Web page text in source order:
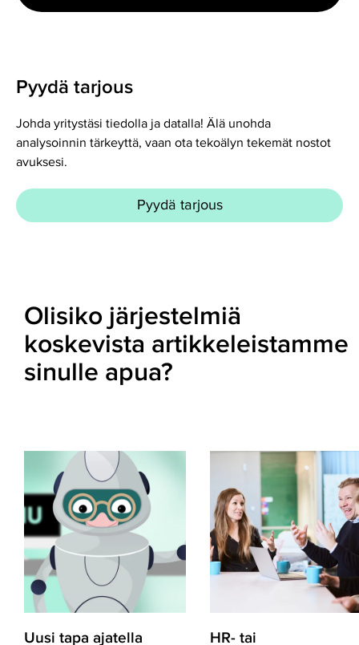
Pyydä tarjous
Johda yritystäsi tiedolla ja datalla! Älä unohda
analysoinnin tärkeyttä, vaan ota tekoälyn tekemät nostot
avuksesi.
Pyydä tarjous
Olisiko järjestelmiä
koskevista artikkeleistamme
sinulle apua?
ajatella
tekoälyä
ja
kyberturvallisuutta
–
miksi
CyberCoach?
Uusi tapa ajatella
käyttöönotto
–
järkevä
askel
arkea
HR- tai